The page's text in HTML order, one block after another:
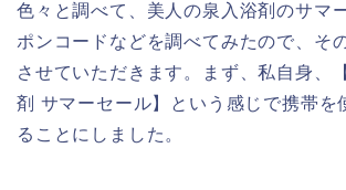
色々と調べて、美人の泉入浴剤のサマ
ポンコードなどを調べてみたので、そ
させていただきます。まず、私自身、
剤 サマーセール】という感じで携帯を
ることにしました。